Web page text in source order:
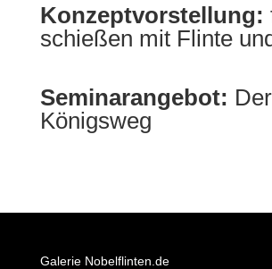
Konzeptvorstellung:
schießen mit Flinte
Seminarangebot: Der
Königsweg
Galerie Nobelflinten.de